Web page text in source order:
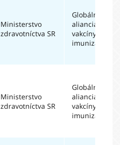
Ministerstvo
zdravotníctva SR
Globálna
aliancia pre
vakcíny a
imunizáciu
Ministerstvo
zdravotníctva SR
Globálna
aliancia pre
vakcíny a
imunizáciu